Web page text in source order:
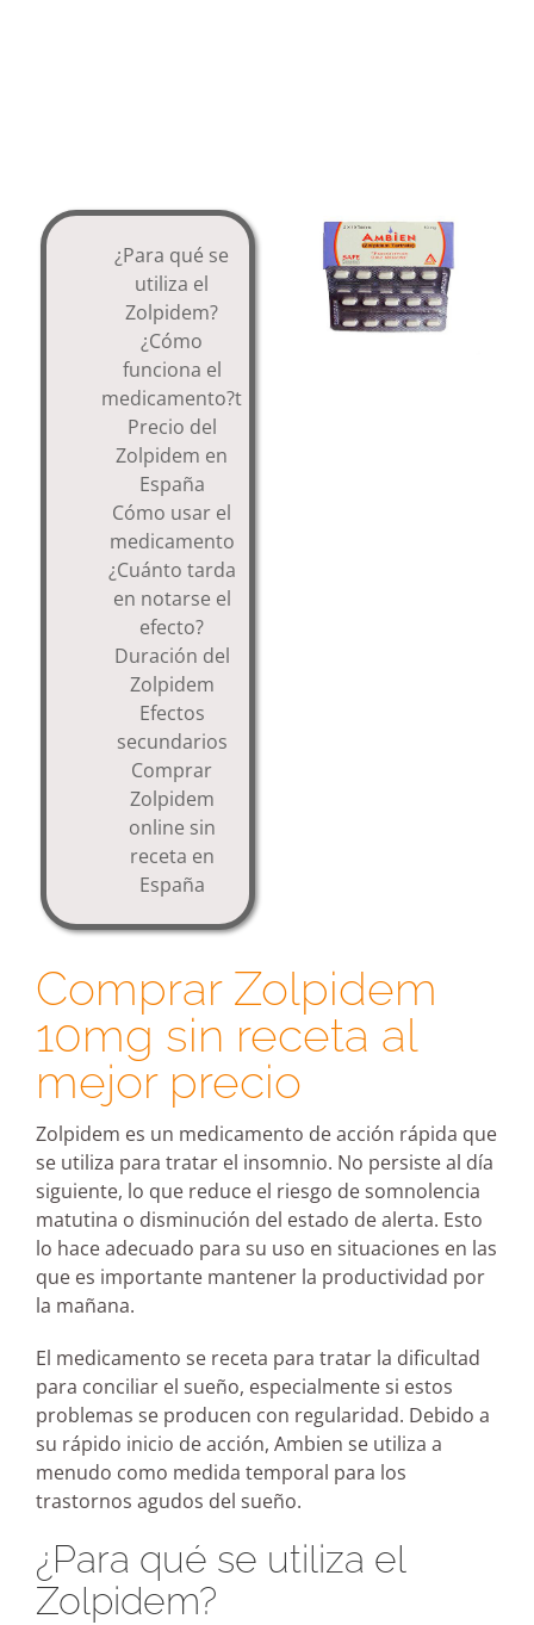
¿Para qué se
utiliza el
Zolpidem?
¿Cómo
funciona el
medicamento?t
Precio del
Zolpidem en
España
Cómo usar el
medicamento
¿Cuánto tarda
en notarse el
efecto?
Duración del
Zolpidem
Efectos
secundarios
Comprar
Zolpidem
online sin
receta en
España
Comprar Zolpidem
10mg sin receta al
mejor precio
Zolpidem es un medicamento de acción rápida que
se utiliza para tratar el insomnio. No persiste al día
siguiente, lo que reduce el riesgo de somnolencia
matutina o disminución del estado de alerta. Esto
lo hace adecuado para su uso en situaciones en las
que es importante mantener la productividad por
la mañana.
El medicamento se receta para tratar la dificultad
para conciliar el sueño, especialmente si estos
problemas se producen con regularidad. Debido a
su rápido inicio de acción, Ambien se utiliza a
menudo como medida temporal para los
trastornos agudos del sueño.
¿Para qué se utiliza el
Zolpidem?